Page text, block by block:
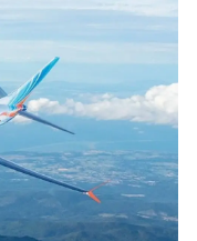
فيديو
كل الأقسام
أبناء الديرة
الفرجان